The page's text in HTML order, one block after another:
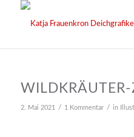
2. Mai 2021 / 1 Kommentar / in